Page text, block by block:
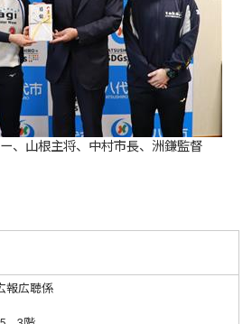
、山根主将、中村市長、洲鎌監督
広聴係